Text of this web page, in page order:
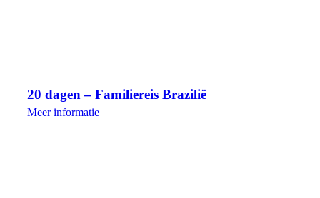
20 dagen – Familiereis Brazilië
Meer informatie